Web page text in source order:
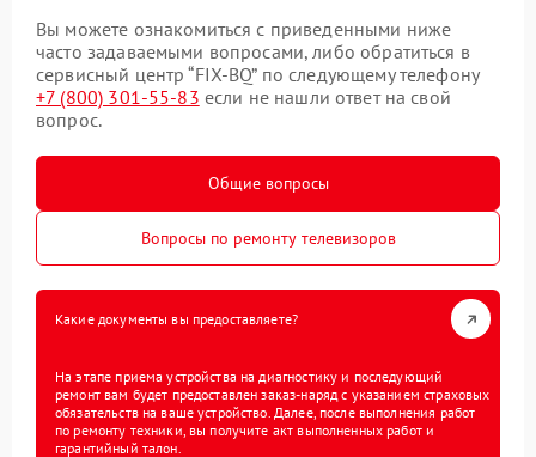
Вы можете ознакомиться с приведенными ниже
часто задаваемыми вопросами, либо обратиться в
сервисный центр “FIX-BQ” по следующему телефону
+7 (800) 301-55-83 если не нашли ответ на свой
вопрос.
Общие вопросы
Вопросы по ремонту телевизоров
Какие документы вы предоставляете?
На этапе приема устройства на диагностику и последующий
ремонт вам будет предоставлен заказ-наряд с указанием страховых
обязательств на ваше устройство. Далее, после выполнения работ
по ремонту техники, вы получите акт выполненных работ и
гарантийный талон.